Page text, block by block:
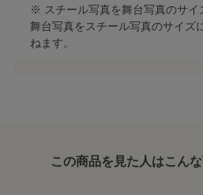
※ スチール写真を舞台写真のサイ
舞台写真をスチール写真のサイズ
ねます。
この商品を見た人はこん